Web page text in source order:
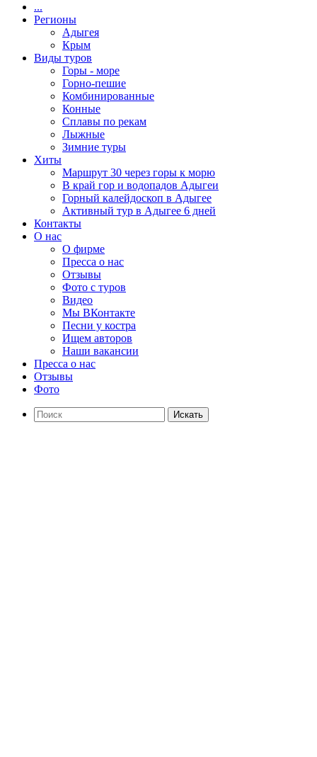
...
Регионы
Адыгея
Крым
Виды туров
Горы - море
Горно-пешие
Комбинированные
Конные
Сплавы по рекам
Лыжные
Зимние туры
Хиты
Маршрут 30 через горы к морю
В край гор и водопадов Адыгеи
Горный калейдоскоп в Адыгее
Активный тур в Адыгее 6 дней
Контакты
О нас
О фирме
Пресса о нас
Отзывы
Фото с туров
Видео
Мы ВКонтакте
Песни у костра
Ищем авторов
Наши вакансии
Пресса о нас
Отзывы
Фото
Искать